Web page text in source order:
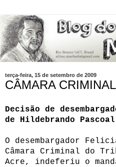
terça-feira, 15 de setembro de 2009
CÂMARA CRIMINAL
Decisão de
de Hildebrando Pascoal
O desembargador
Câmara Criminal do
Acre, indeferiu o